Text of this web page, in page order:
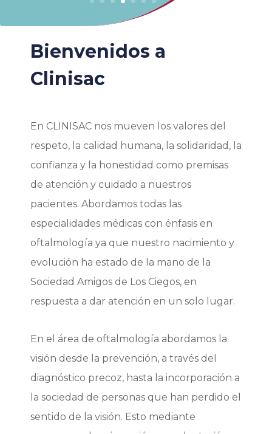
Bienvenidos a
Clinisac
En CLINISAC nos mueven los valores del
respeto, la calidad humana, la solidaridad, la
confianza y la honestidad como premisas
de atención y cuidado a nuestros
pacientes. Abordamos todas las
especialidades médicas con énfasis en
oftalmología ya que nuestro nacimiento y
evolución ha estado de la mano de la
Sociedad Amigos de Los Ciegos, en
respuesta a dar atención en un solo lugar.
En el área de oftalmología abordamos la
visión desde la prevención, a través del
diagnóstico precoz, hasta la incorporación a
la sociedad de personas que han perdido el
sentido de la visión. Esto mediante